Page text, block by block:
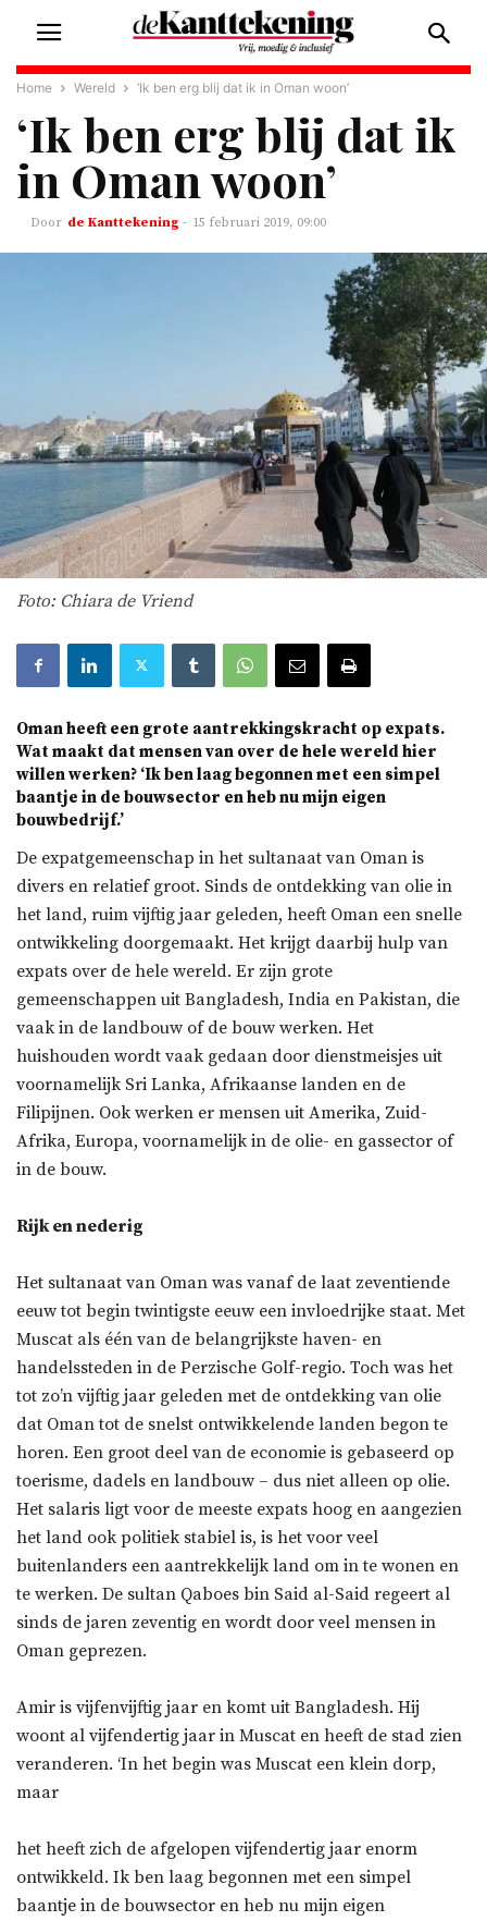
Home Wereld ‘Ik ben erg blij dat ik in Oman woon’
‘Ik ben erg blij dat ik
in Oman woon’
de Kanttekening - 15 februari 2019, 09:00
Foto: Chiara de Vriend
Oman heeft een grote aantrekkingskracht op expats.
Wat maakt dat mensen van over de hele wereld hier
willen werken? ‘Ik ben laag begonnen met een simpel
baantje in de bouwsector en heb nu mijn eigen
bouwbedrijf.’
De expatgemeenschap in het sultanaat van Oman is
divers en relatief groot. Sinds de ontdekking van olie in
het land, ruim vijftig jaar geleden, heeft Oman een snelle
ontwikkeling doorgemaakt. Het krijgt daarbij hulp van
expats over de hele wereld. Er zijn grote
gemeenschappen uit Bangladesh, India en Pakistan, die
vaak in de landbouw of de bouw werken. Het
huishouden wordt vaak gedaan door dienstmeisjes uit
voornamelijk Sri Lanka, Afrikaanse landen en de
Filipijnen. Ook werken er mensen uit Amerika, Zuid-
Afrika, Europa, voornamelijk in de olie- en gassector of
in de bouw.
Rijk en nederig
Het sultanaat van Oman was vanaf de laat zeventiende
eeuw tot begin twintigste eeuw een invloedrijke staat. Met
Muscat als één van de belangrijkste haven- en
handelssteden in de Perzische Golf-regio. Toch was het
tot zo’n vijftig jaar geleden met de ontdekking van olie
dat Oman tot de snelst ontwikkelende landen begon te
horen. Een groot deel van de economie is gebaseerd op
toerisme, dadels en landbouw – dus niet alleen op olie.
Het salaris ligt voor de meeste expats hoog en aangezien
het land ook politiek stabiel is, is het voor veel
buitenlanders een aantrekkelijk land om in te wonen en
te werken. De sultan Qaboes bin Said al-Said regeert al
sinds de jaren zeventig en wordt door veel mensen in
Oman geprezen.
Amir is vijfenvijftig jaar en komt uit Bangladesh. Hij
woont al vijfendertig jaar in Muscat en heeft de stad zien
veranderen. ‘In het begin was Muscat een klein dorp,
maar
het heeft zich de afgelopen vijfendertig jaar enorm
ontwikkeld. Ik ben laag begonnen met een simpel
baantje in de bouwsector en heb nu mijn eigen